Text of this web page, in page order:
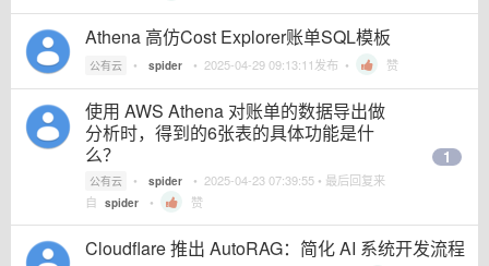
Athena 高仿Cost Explorer账单SQL模板
公有云 • spider • 2025-04-29 09:13:11发布 • 赞
使用 AWS Athena 对账单的数据导出做
分析时，得到的6张表的具体功能是什
么？
公有云 • spider • 2025-04-23 07:39:55 • 最后回复来
自 spider • 赞
1
Cloudflare 推出 AutoRAG：简化 AI 系统开发流程